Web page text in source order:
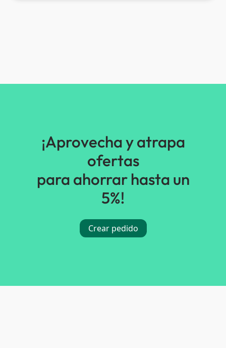
¡Aprovecha y atrapa
ofertas
para ahorrar hasta un
5%!
Crear pedido